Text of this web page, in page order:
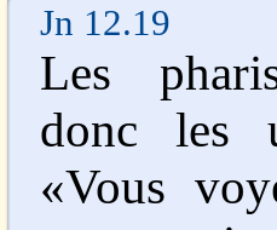
Jn 12.19
Les
donc les
«Vous